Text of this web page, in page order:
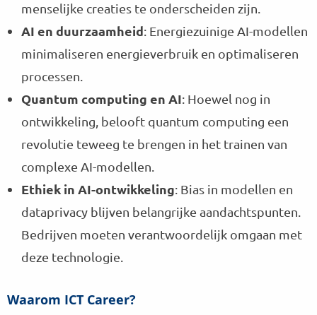
menselijke creaties te onderscheiden zijn.
AI en duurzaamheid: Energiezuinige AI-modellen
minimaliseren energieverbruik en optimaliseren
processen.
Quantum computing en AI: Hoewel nog in
ontwikkeling, belooft quantum computing een
revolutie teweeg te brengen in het trainen van
complexe AI-modellen.
Ethiek in AI-ontwikkeling: Bias in modellen en
dataprivacy blijven belangrijke aandachtspunten.
Bedrijven moeten verantwoordelijk omgaan met
deze technologie.
Waarom ICT Career?